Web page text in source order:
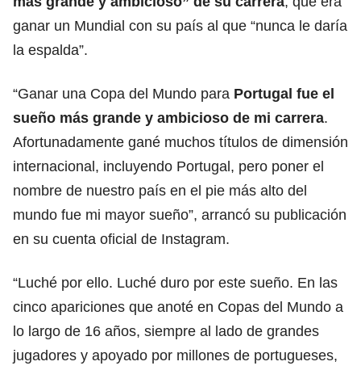
ganar un Mundial con su país al que “nunca le daría
la espalda”.
“Ganar una Copa del Mundo para Portugal fue el
sueño más grande y ambicioso de mi carrera.
Afortunadamente gané muchos títulos de dimensión
internacional, incluyendo Portugal, pero poner el
nombre de nuestro país en el pie más alto del
mundo fue mi mayor sueño”, arrancó su publicación
en su cuenta oficial de Instagram.
“Luché por ello. Luché duro por este sueño. En las
cinco apariciones que anoté en Copas del Mundo a
lo largo de 16 años, siempre al lado de grandes
jugadores y apoyado por millones de portugueses,